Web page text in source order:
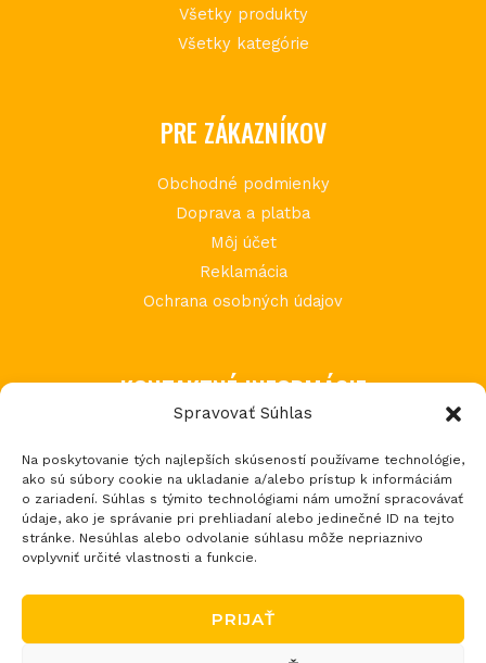
Spravovať Súhlas
Na poskytovanie tých najlepších skúseností používame technológie,
ako sú súbory cookie na ukladanie a/alebo prístup k informáciám
o zariadení. Súhlas s týmito technológiami nám umožní spracovávať
údaje, ako je správanie pri prehliadaní alebo jedinečné ID na tejto
stránke. Nesúhlas alebo odvolanie súhlasu môže nepriaznivo
ovplyvniť určité vlastnosti a funkcie.
PRIJAŤ
Všetky produkty
Všetky kategórie
PRE ZÁKAZNÍKOV
Obchodné podmienky
Doprava a platba
Môj účet
Reklamácia
Ochrana osobných údajov
KONTAKTNÉ INFORMÁCIE
Považská Teplá 602
017 05 Považská Bystrica 5
tel.: +421 903 232 273
email: loptos@loptos.sk